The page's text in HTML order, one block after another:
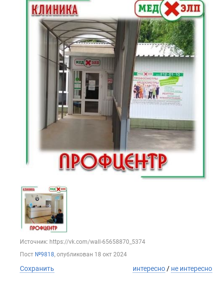
Источник: https://vk.com/wall-65658870_5374
Пост №9818, опубликован 18 окт 2024
Сохранить интересно / не интересно